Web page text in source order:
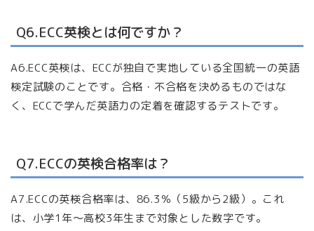
Q6.ECC英検とは何ですか？
A6.ECC英検は、ECCが独自で実地している全国統一の英語
検定試験のことです。合格・不合格を決めるものではな
く、ECCで学んだ英語力の定着を確認するテストです。
Q7.ECCの英検合格率は？
A7.ECCの英検合格率は、86.3％（5級から2級）。これ
は、小学1年～高校3年生まで対象とした数字です。